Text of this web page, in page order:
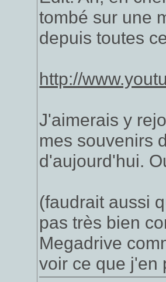
tombé sur une
depuis toutes
http://
J'aimerais y
mes souvenirs
d'aujourd'hui.
(faudrait aussi
pas très bien
Megadrive
voir ce que j'en